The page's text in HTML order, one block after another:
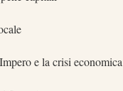
e la crisi economica